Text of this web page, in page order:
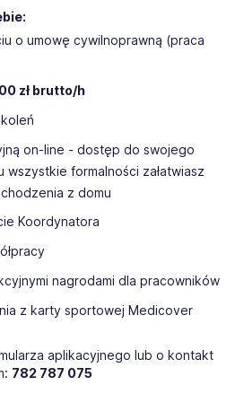
o umowę cywilnoprawną (praca
zł brutto/h
on-line - dostęp do swojego
wszystkie formalności załatwiasz
z domu
Koordynatora
nagrodami dla pracowników
z karty sportowej Medicover
aplikacyjnego lub o kontakt
782 787 075